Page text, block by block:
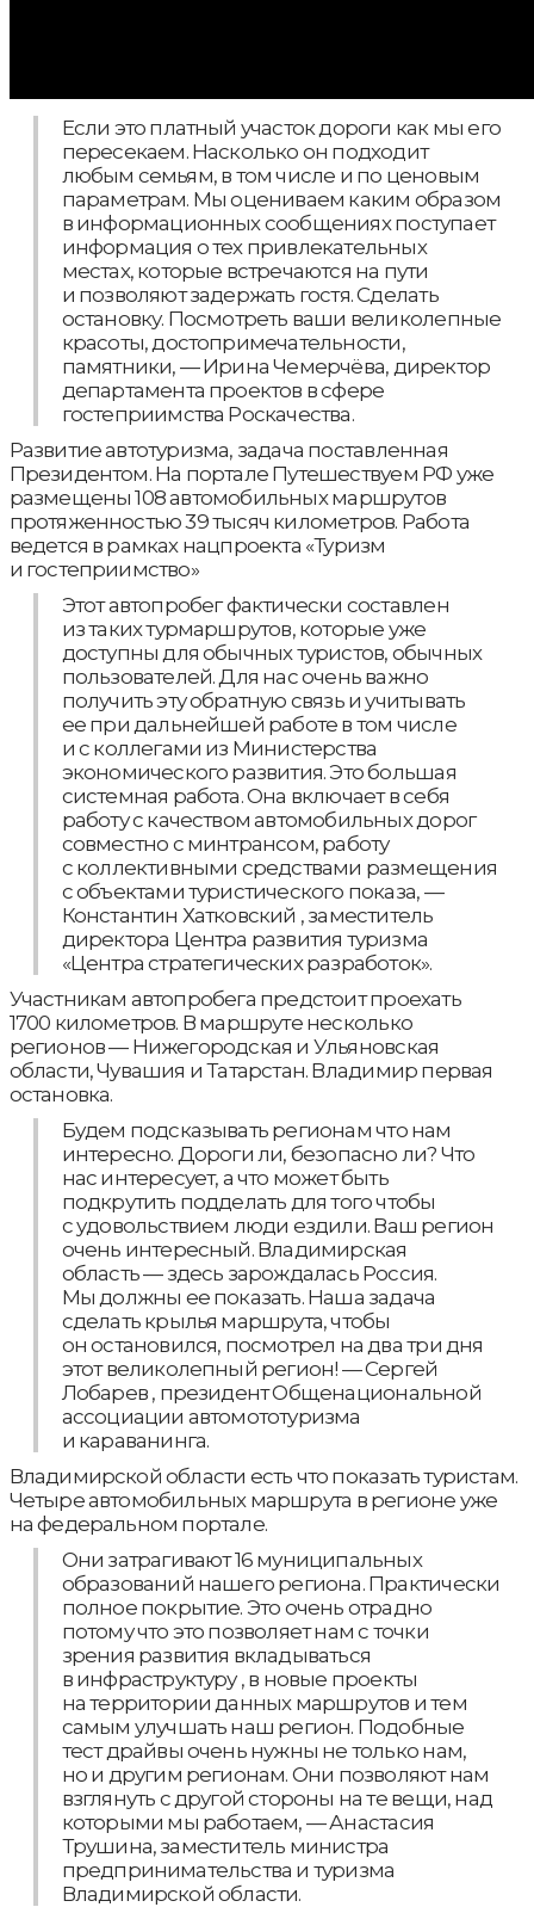
Если это платный участок дороги как мы его
пересекаем. Насколько он подходит
любым семьям, в том числе и по ценовым
параметрам. Мы оцениваем каким образом
в информационных сообщениях поступает
информация о тех привлекательных
местах, которые встречаются на пути
и позволяют задержать гостя. Сделать
остановку. Посмотреть ваши великолепные
красоты, достопримечательности,
памятники, — Ирина Чемерчёва, директор
департамента проектов в сфере
гостеприимства Роскачества.
Развитие автотуризма, задача поставленная
Президентом. На портале Путешествуем РФ уже
размещены 108 автомобильных маршрутов
протяженностью 39 тысяч километров. Работа
ведется в рамках нацпроекта «Туризм
и гостеприимство»
Этот автопробег фактически составлен
из таких турмаршрутов, которые уже
доступны для обычных туристов, обычных
пользователей. Для нас очень важно
получить эту обратную связь и учитывать
ее при дальнейшей работе в том числе
и с коллегами из Министерства
экономического развития. Это большая
системная работа. Она включает в себя
работу с качеством автомобильных дорог
совместно с минтрансом, работу
с коллективными средствами размещения
с объектами туристического показа, —
Константин Хатковский , заместитель
директора Центра развития туризма
«Центра стратегических разработок».
Участникам автопробега предстоит проехать
1700 километров. В маршруте несколько
регионов — Нижегородская и Ульяновская
области, Чувашия и Татарстан. Владимир первая
остановка.
Будем подсказывать регионам что нам
интересно. Дороги ли, безопасно ли? Что
нас интересует, а что может быть
подкрутить подделать для того чтобы
с удовольствием люди ездили. Ваш регион
очень интересный. Владимирская
область — здесь зарождалась Россия.
Мы должны ее показать. Наша задача
сделать крылья маршрута, чтобы
он остановился, посмотрел на два три дня
этот великолепный регион! — Сергей
Лобарев , президент Общенациональной
ассоциации автомототуризма
и караванинга.
Владимирской области есть что показать туристам.
Четыре автомобильных маршрута в регионе уже
на федеральном портале.
Они затрагивают 16 муниципальных
образований нашего региона. Практически
полное покрытие. Это очень отрадно
потому что это позволяет нам с точки
зрения развития вкладываться
в инфраструктуру , в новые проекты
на территории данных маршрутов и тем
самым улучшать наш регион. Подобные
тест драйвы очень нужны не только нам,
но и другим регионам. Они позволяют нам
взглянуть с другой стороны на те вещи, над
которыми мы работаем, — Анастасия
Трушина, заместитель министра
предпринимательства и туризма
Владимирской области.